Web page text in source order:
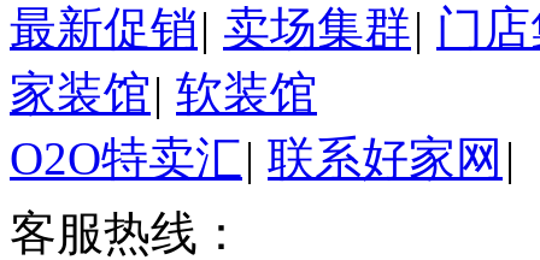
最新促销| 卖场集群| 门
家装馆| 软装馆
O2O特卖汇| 联系好家网 |
客服热线：